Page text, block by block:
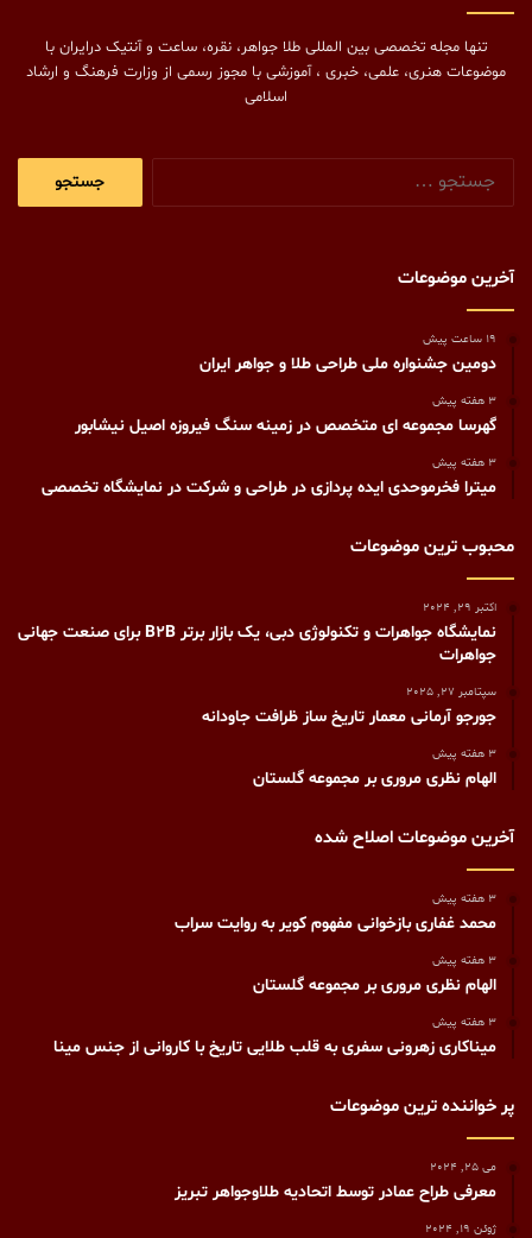
تنها مجله تخصصی بین المللی طلا جواهر، نقره، ساعت و آنتیک درایران با
موضوعات هنری، علمی، خبری ، آموزشی با مجوز رسمی از وزارت فرهنگ و ارشاد
اسلامی
آخرین موضوعات
19 ساعت پیش
دومین جشنواره ملی طراحی طلا و جواهر ایران
3 هفته پیش
گهرسا مجموعه ای متخصص در زمینه سنگ فیروزه اصیل نیشابور
3 هفته پیش
میترا فخرموحدی ایده پردازی در طراحی و شرکت در نمایشگاه تخصصی
محبوب ترین موضوعات
اکتبر 29, 2024
نمایشگاه جواهرات و تکنولوژی دبی، یک بازار برتر B2B برای صنعت جهانی
جواهرات
سپتامبر 27, 2025
جورجو آرمانی معمار تاریخ ساز ظرافت جاودانه
3 هفته پیش
الهام نظری مروری بر مجموعه گلستان
آخرین موضوعات اصلاح شده
3 هفته پیش
محمد غفاری بازخوانی مفهوم کویر به روایت سراب
3 هفته پیش
الهام نظری مروری بر مجموعه گلستان
3 هفته پیش
میناکاری زهرونی سفری به قلب طلایی تاریخ با کاروانی از جنس مینا
پر خواننده ترین موضوعات
می 25, 2024
معرفی طراح عمادر توسط اتحادیه طلاوجواهر تبریز
ژوئن 19, 2024